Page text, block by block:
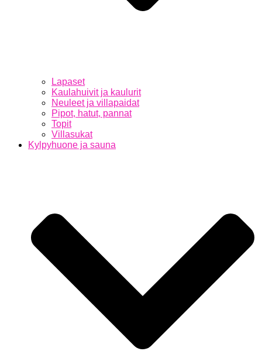
Lapaset
Kaulahuivit ja kaulurit
Neuleet ja villapaidat
Pipot, hatut, pannat
Topit
Villasukat
Kylpyhuone ja sauna